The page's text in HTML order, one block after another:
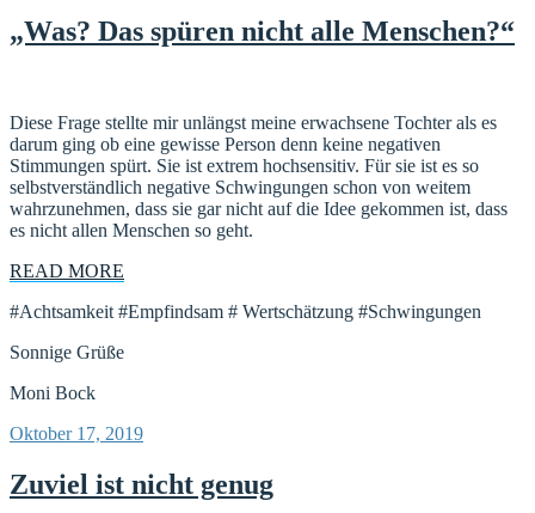
„Was? Das spüren nicht alle Menschen?“
Diese Frage stellte mir unlängst meine erwachsene Tochter als es
darum ging ob eine gewisse Person denn keine negativen
Stimmungen spürt. Sie ist extrem hochsensitiv. Für sie ist es so
selbstverständlich negative Schwingungen schon von weitem
wahrzunehmen, dass sie gar nicht auf die Idee gekommen ist, dass
es nicht allen Menschen so geht.
READ MORE
#Achtsamkeit #Empfindsam # Wertschätzung #Schwingungen
Sonnige Grüße
Moni Bock
Veröffentlicht
Oktober 17, 2019
Zuviel ist nicht genug